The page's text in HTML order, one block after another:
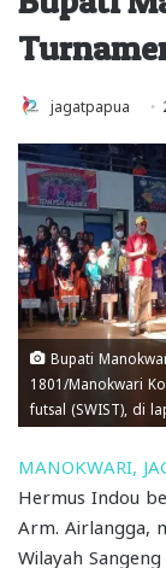
jagatpapua
Bupati
1801/Manokwari
futsal (SWIST), di
MANOKWARI,
Hermus Indou
Arm. Airlangga,
Wilayah